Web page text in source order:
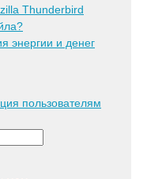
Thunderbird
энергии и денег
пользователям